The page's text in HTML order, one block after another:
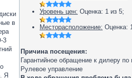
Уровень цен: Оценка: 1 из 5;
Месторасположение: Оценка:
Причина посещения:
Гарантийное обращение к дилеру
Рулевое управление
в
3
Я